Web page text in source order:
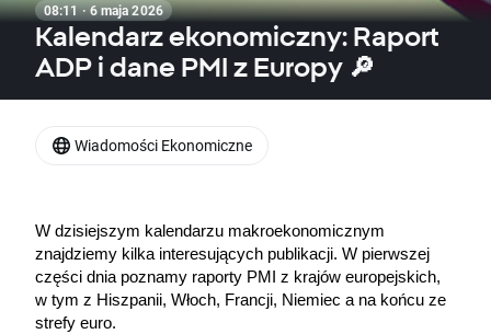
08:11 · 6 maja 2026
Kalendarz ekonomiczny: Raport
ADP i dane PMI z Europy 🔎
W dzisiejszym kalendarzu makroekonomicznym
znajdziemy kilka interesujących publikacji. W pierwszej
części dnia poznamy raporty PMI z krajów europejskich,
w tym z Hiszpanii, Włoch, Francji, Niemiec a na końcu ze
strefy euro.
Wiadomości Ekonomiczne